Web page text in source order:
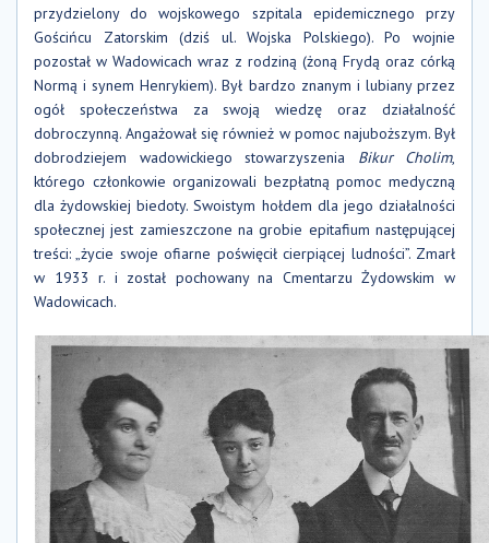
przydzielony do wojskowego szpitala epidemicznego przy
Gościńcu Zatorskim (dziś ul. Wojska Polskiego). Po wojnie
pozostał w Wadowicach wraz z rodziną (żoną Frydą oraz córką
Normą i synem Henrykiem). Był bardzo znanym i lubiany przez
ogół społeczeństwa za swoją wiedzę oraz działalność
dobroczynną. Angażował się również w pomoc najuboższym. Był
dobrodziejem wadowickiego stowarzyszenia
Bikur Cholim,
którego członkowie organizowali bezpłatną pomoc medyczną
dla żydowskiej biedoty. Swoistym hołdem dla jego działalności
społecznej jest zamieszczone na grobie epitafium następującej
treści: „życie swoje ofiarne poświęcił cierpiącej ludności”. Zmarł
w 1933 r. i został pochowany na Cmentarzu Żydowskim w
Wadowicach.